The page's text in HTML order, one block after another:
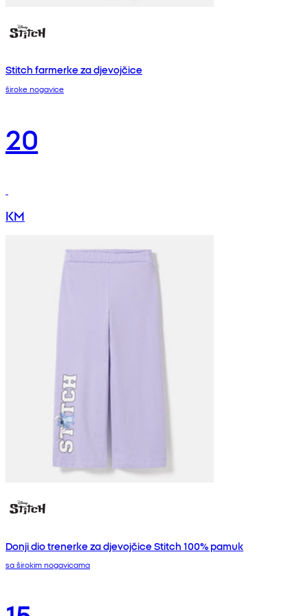
Stitch farmerke za djevojčice
široke nogavice
20
KM
Donji dio trenerke za djevojčice Stitch 100% pamuk
sa širokim nogavicama